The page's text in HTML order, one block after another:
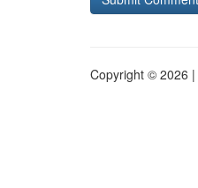
Copyright © 2026 |